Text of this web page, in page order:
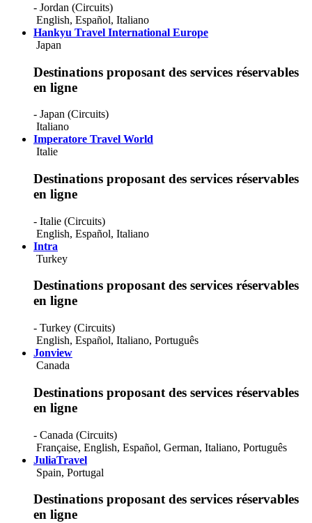
- Jordan (Circuits)
English, Español, Italiano
Hankyu Travel International Europe
Japan
Destinations proposant des services réservables
en ligne
- Japan (Circuits)
Italiano
Imperatore Travel World
Italie
Destinations proposant des services réservables
en ligne
- Italie (Circuits)
English, Español, Italiano
Intra
Turkey
Destinations proposant des services réservables
en ligne
- Turkey (Circuits)
English, Español, Italiano, Português
Jonview
Canada
Destinations proposant des services réservables
en ligne
- Canada (Circuits)
Française, English, Español, German, Italiano, Português
JuliaTravel
Spain, Portugal
Destinations proposant des services réservables
en ligne